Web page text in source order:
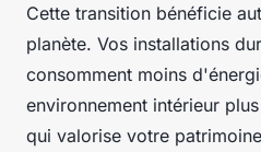
Cette transition bénéficie
planète. Vos installations
consomment moins
environnement intérieur
qui valorise votre